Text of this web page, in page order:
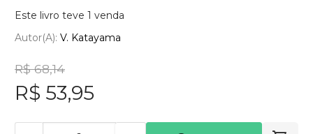
Este livro teve 1 venda
Autor(a): V. Katayama
R$ 68,14
R$ 53,95